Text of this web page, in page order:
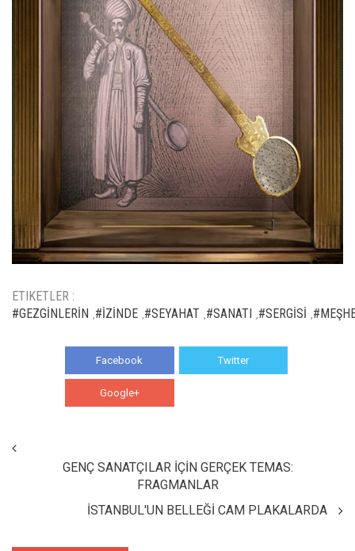
ETIKETLER :
#GEZGİNLERİN #İZİNDE #SEYAHAT #SANATI #SERGİSİ
Facebook Twitter
Google+
GENÇ SANATÇILAR İÇİN GERÇEK TEMAS:
FRAGMANLAR
İSTANBUL'UN BELLEĞİ CAM PLAKALARDA